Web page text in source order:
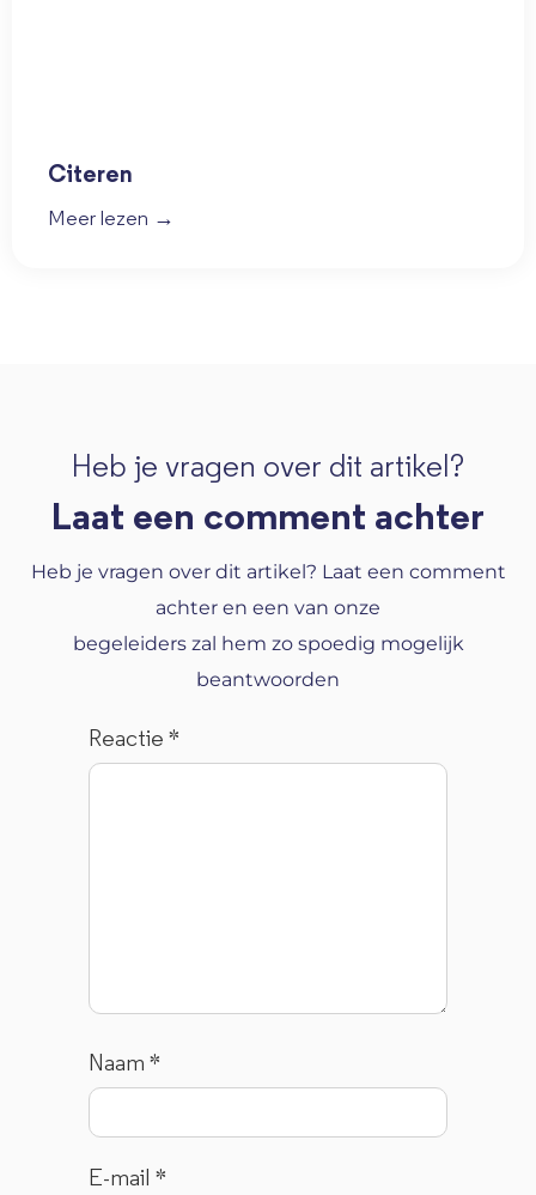
Citeren
Meer lezen →
Heb je vragen over dit artikel?
Laat een comment achter
Heb je vragen over dit artikel? Laat een comment
achter en een van onze
begeleiders zal hem zo spoedig mogelijk
beantwoorden
Reactie*
Naam*
E-mail*